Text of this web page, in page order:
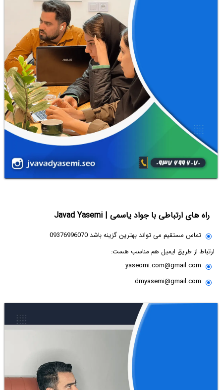
راه های ارتباطی با جواد یاسمی | Javad Yasemi
تماس مستقیم می تواند بهترین گزینه باشد 09376996070
ارتباط از طریق ایمیل هم مناسب هست:
yaseomi.com@gmail.com
dmyasemi@gmail.com